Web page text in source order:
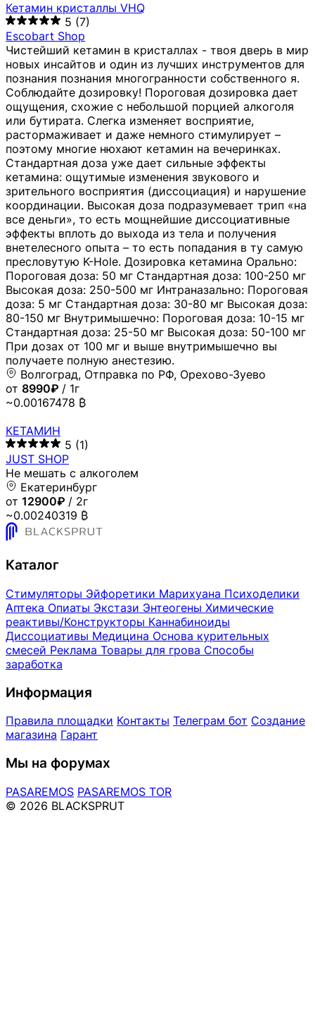
Кетамин кристаллы VHQ
5 (7)
Escobart Shop
Чистейший кетамин в кристаллах - твоя дверь в мир
новых инсайтов и один из лучших инструментов для
познания познания многогранности собственного я.
Соблюдайте дозировку! Пороговая дозировка дает
ощущения, схожие с небольшой порцией алкоголя
или бутирата. Слегка изменяет восприятие,
растормаживает и даже немного стимулирует –
поэтому многие нюхают кетамин на вечеринках.
Стандартная доза уже дает сильные эффекты
кетамина: ощутимые изменения звукового и
зрительного восприятия (диссоциация) и нарушение
координации. Высокая доза подразумевает трип «на
все деньги», то есть мощнейшие диссоциативные
эффекты вплоть до выхода из тела и получения
внетелесного опыта – то есть попадания в ту самую
пресловутую K-Hole. Дозировка кетамина Орально:
Пороговая доза: 50 мг Стандартная доза: 100-250 мг
Высокая доза: 250-500 мг Интраназально: Пороговая
доза: 5 мг Стандартная доза: 30-80 мг Высокая доза:
80-150 мг Внутримышечно: Пороговая доза: 10-15 мг
Стандартная доза: 25-50 мг Высокая доза: 50-100 мг
При дозах от 100 мг и выше внутримышечно вы
получаете полную анестезию.
Волгоград, Отправка по РФ, Орехово-Зуево
от 8990₽ / 1г
~0.00167478 ₿
КЕТАМИН
5 (1)
JUST SHOP
Не мешать с алкоголем
Екатеринбург
от 12900₽ / 2г
~0.00240319 ₿
Каталог
Стимуляторы Эйфоретики Марихуана Психоделики
Аптека Опиаты Экстази Энтеогены Химические
реактивы/Конструкторы Каннабиноиды
Диссоциативы Медицина Основа курительных
смесей Реклама Товары для грова Способы
заработка
Информация
Правила площадки Контакты Телеграм бот Создание
магазина Гарант
Мы на форумах
PASAREMOS PASAREMOS TOR
© 2026 BLACKSPRUT